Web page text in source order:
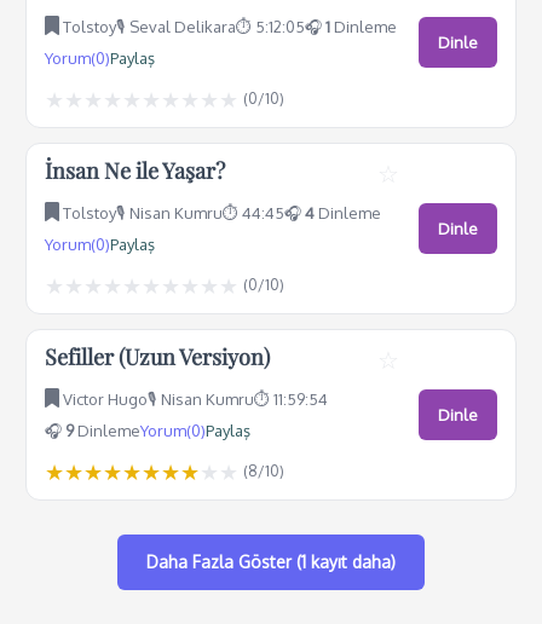
Tolstoy🎙️ Seval Delikara⏱️ 5:12:05🎧1 Dinleme
Yorum(0)Paylaş
★ ★ ★ ★ ★ ★ ★ ★ ★ ★ (0/10)
Dinle
İnsan Ne ile Yaşar?
Tolstoy🎙️ Nisan Kumru⏱️ 44:45🎧4 Dinleme
Yorum(0)Paylaş
★ ★ ★ ★ ★ ★ ★ ★ ★ ★ (0/10)
Dinle
Sefiller (Uzun Versiyon)
Victor Hugo🎙️ Nisan Kumru⏱️ 11:59:54
🎧 9DinlemeYorum(0)Paylaş
★★★★★★★★★ ★ (8/10)
Dinle
Daha Fazla Göster (1 kayıt daha)